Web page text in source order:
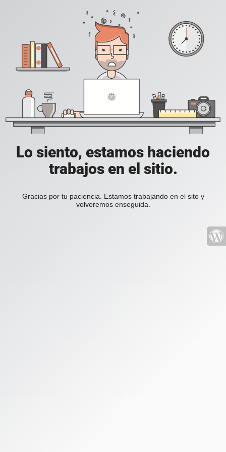
Lo siento, estamos haciendo
trabajos en el sitio.
Gracias por tu paciencia. Estamos trabajando en el sito y
volveremos enseguida.